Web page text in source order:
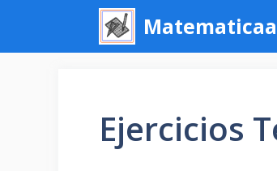
contenido
Ejercicios